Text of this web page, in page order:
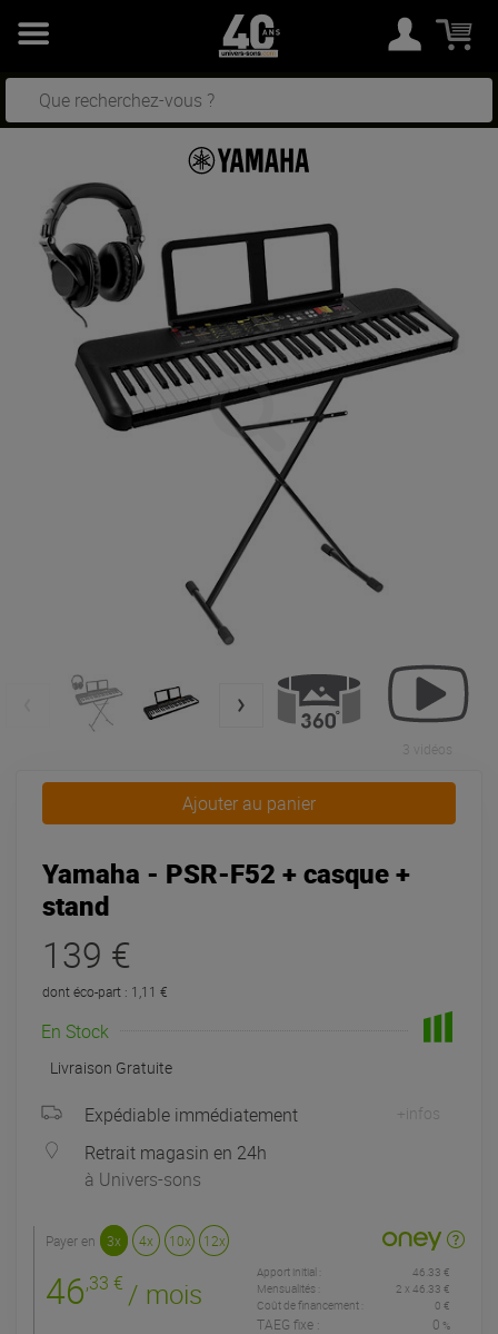
3 vidéos
Ajouter au panier
Yamaha - PSR-F52 + casque +
stand
139 €
dont éco-part : 1,11 €
En Stock
Livraison Gratuite
Expédiable immédiatement +infos
Retrait magasin en 24h
à Univers-sons
Payer en 3x 4x 10x 12x
46,33 € / mois
Apport initial :
46.33 €
Mensualités :
2 x 46.33 €
Coût de financement :
0 €
TAEG fixe : 0 %